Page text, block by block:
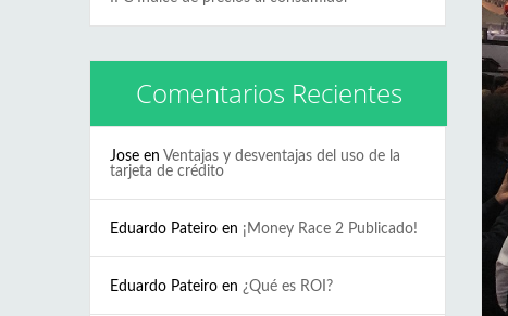
Comentarios Recientes
Jose en Ventajas y desventajas del uso de la
tarjeta de crédito
Eduardo Pateiro en ¡Money Race 2 Publicado!
Eduardo Pateiro en ¿Qué es ROI?